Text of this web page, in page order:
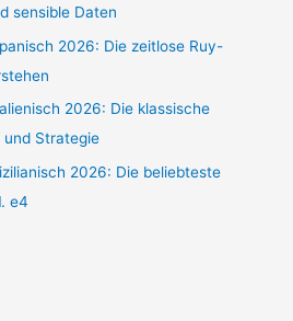
sensible Daten
2026: Die zeitlose Ruy-
2026: Die klassische
Strategie
2026: Die beliebteste
e4